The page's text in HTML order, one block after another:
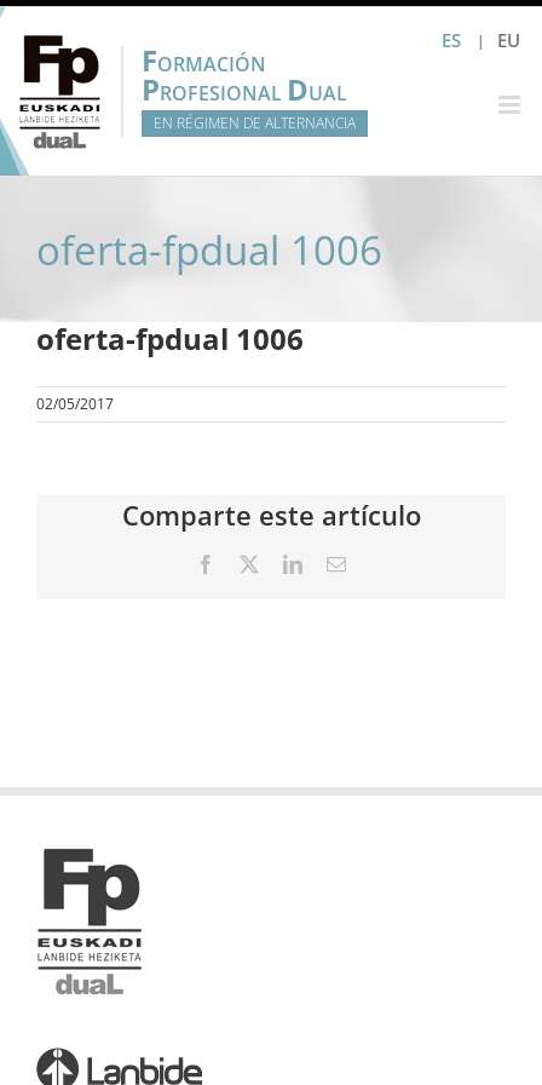
Saltar
contenido
ES EU
FORMACIÓN
PROFESIONAL DUAL
EN RÉGIMEN DE ALTERNANCIA
oferta-fpdual 1006
oferta-fpdual 1006
02/05/2017
Comparte este artículo
Facebook LinkedInCorreo